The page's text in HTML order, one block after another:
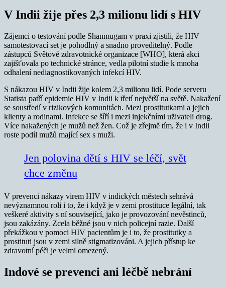
V Indii žije přes 2,3 milionu lidí s HIV
Zájemci o testování podle Shanmugam v praxi zjistili, že HIV
samotestovací set je pohodlný a snadno proveditelný. Podle
zástupců Světové zdravotnické organizace [WHO], která akci
zajišťovala po technické stránce, vedla pilotní studie k mnoha
odhalení nediagnostikovaných infekcí HIV.
S nákazou HIV v Indii žije kolem 2,3 milionu lidí. Pode serveru
Statista patří epidemie HIV v Indii k třetí největší na světě. Nakažení
se soustředí v rizikových komunitách. Mezi prostitutkami a jejich
klienty a rodinami. Infekce se šíří i mezi injekčními uživateli drog.
Více nakažených je mužů než žen. Což je zřejmě tím, že i v Indii
roste podíl mužů mající sex s muži.
Jen polovina dětí s HIV se léčí, svět
chce změnu
V prevenci nákazy virem HIV v indických městech sehrává
nevýznamnou roli i to, že i když je v zemi prostituce legální, tak
veškeré aktivity s ní související, jako je provozování nevěstinců,
jsou zakázány. Zcela běžné jsou v nich policejní razie. Další
překážkou v pomoci HIV pacientům je i to, že prostitutky a
prostituti jsou v zemi silně stigmatizováni. A jejich přístup ke
zdravotní péči je velmi omezený.
Indové se prevenci ani léčbě nebrání